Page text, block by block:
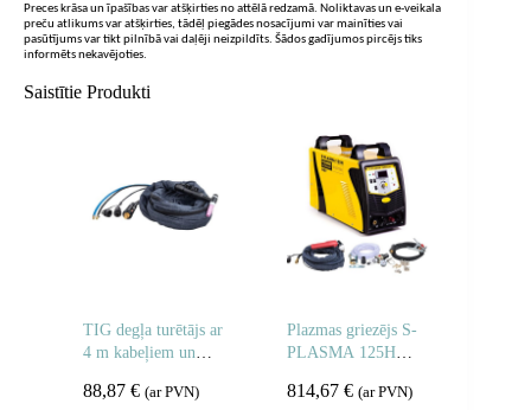
Preces krāsa un īpašības var atšķirties no attēlā redzamā. Noliktavas un e-veikala
preču atlikums var atšķirties, tādēļ piegādes nosacījumi var mainīties vai
pasūtījums var tikt pilnībā vai daļēji neizpildīts. Šādos gadījumos pircējs tiks
informēts nekavējoties.
Saistītie Produkti
TIG degļa turētājs ar
4 m kabeļiem un
88,87 € (ar PVN)
Plazmas griezējs S-
PLASMA 125H
814,67€ (ar PVN)